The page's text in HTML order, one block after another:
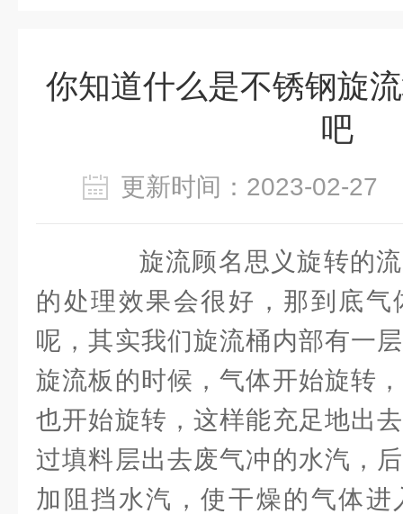
你知道什么是不锈钢旋
吧
更新时间：2023-02-
旋流顾名思义旋转的流
的处理效果会很好，那到底
呢，其实我们旋流桶内部有一
旋流板的时候，气体开始旋转
也开始旋转，这样能充足地出
过填料层出去废气冲的水汽，
加阻挡水汽，使干燥的气体